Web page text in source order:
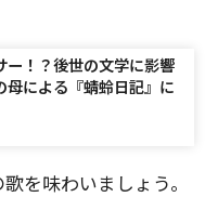
ー！？後世の文学に影響
母による『蜻蛉日記』に
を味わいましょう。